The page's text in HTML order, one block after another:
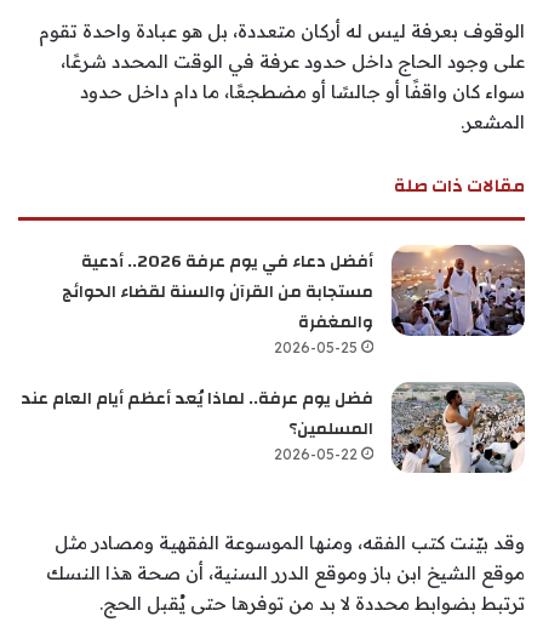
الوقوف بعرفة ليس له أركان متعددة، بل هو عبادة واحدة تقوم
على وجود الحاج داخل حدود عرفة في الوقت المحدد شرعًا،
سواء كان واقفًا أو جالسًا أو مضطجعًا، ما دام داخل حدود
المشعر.
مقالات ذات صلة
أفضل دعاء في يوم عرفة 2026.. أدعية
مستجابة من القرآن والسنة لقضاء الحوائج
والمغفرة
2026-05-25
فضل يوم عرفة.. لماذا يُعد أعظم أيام العام عند
المسلمين؟
2026-05-22
وقد بيّنت كتب الفقه، ومنها الموسوعة الفقهية ومصادر مثل
موقع الشيخ ابن باز وموقع الدرر السنية، أن صحة هذا النسك
ترتبط بضوابط محددة لا بد من توفرها حتى يُقبل الحج.